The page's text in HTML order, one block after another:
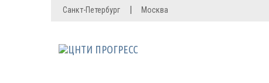
Санкт-Петербург | Москва